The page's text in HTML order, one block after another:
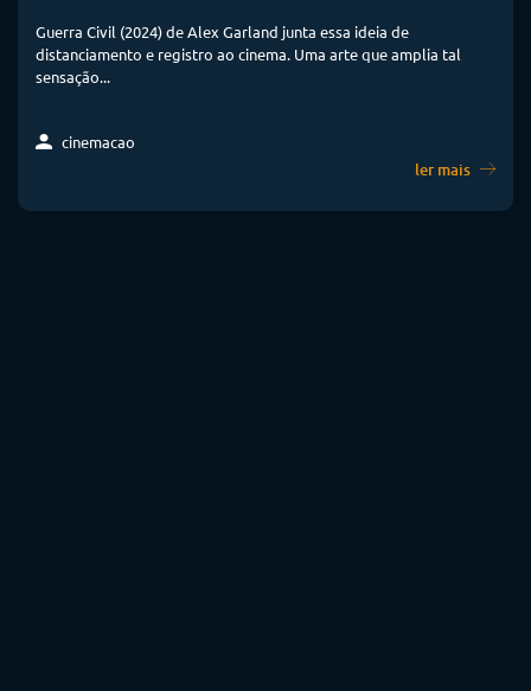
Guerra Civil (2024) de Alex Garland junta essa ideia de
distanciamento e registro ao cinema. Uma arte que amplia tal
sensação...
cinemacao
ler mais